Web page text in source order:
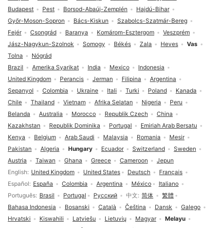
Pilihan bahasa
English United Kingdom United States Deutsch
Français
Español
España Colombia Argentina México
Italiano
Português Brasil Portugal Русский 中文 简体
繁體
Bahasa Indonesia
Bosanski Català Čeština Dansk
Galego
Hrvatski
Kiswahili Latviešu Lietuvių Magyar
Melayu
Brazil Amerika Syarikat India Mexico
Indonesia
United Kingdom
Perancis Jerman Filipina
Argentina
Sepanyol
Colombia Ukraine Itali Turki Poland
Kanada
Chile
Thailand Vietnam Afrika Selatan Nigeria
Peru
Belanda
Australia Morocco Republik Czech
China
Kazakhstan
Republik Dominika Portugal
Emiriah Arab Bersatu
Kenya
Belgium Arab Saudi Malaysia Romania
Mesir
Pakistan
Algeria Hungary Ecuador Switzerland
Sweden
Austria
Taiwan Ghana Greece Cameroon Jepun
Budapest Pest Borsod-Abaúj-Zemplén
Hajdú-Bihar
Győr-Moson-Sopron
Bács-Kiskun
Szabolcs-Szatmár-Bereg
Fejér
Csongrád Baranya Komárom-Esztergom
Veszprém
Jász-Nagykun-Szolnok
Somogy Békés Zala Heves
Vas
Tolna
Nógrád